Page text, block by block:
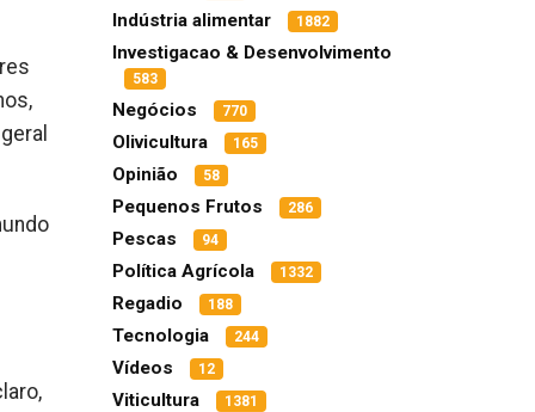
Indústria alimentar 1882
Investigacao & Desenvolvimento
583
Negócios 770
Olivicultura 165
Opinião 58
Pequenos Frutos 286
Pescas 94
Política Agrícola 1332
Regadio 188
Tecnologia 244
Vídeos 12
Viticultura 1381